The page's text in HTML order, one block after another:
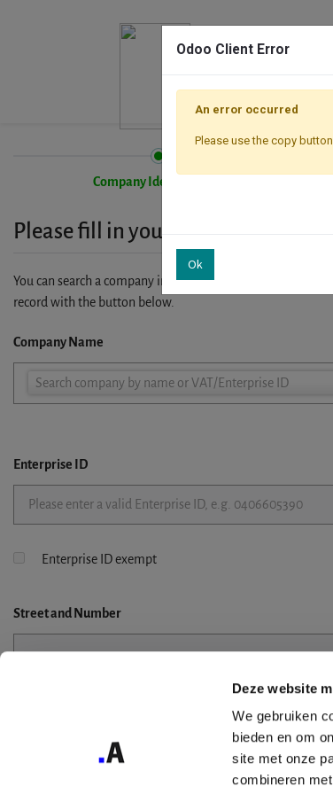
Deze website
We gebruiken
bieden en om
site met onze
combineren
Company Identification
Please fill in your company details
You can search a company in our database by name,
record with the button below.
Company Name
Search company by name or VAT/Enterprise ID
Company
Enterprise ID
Enterprise ID exempt
Streetand Number
Odoo Client Error
An error occurred
Please use the copy
Ok